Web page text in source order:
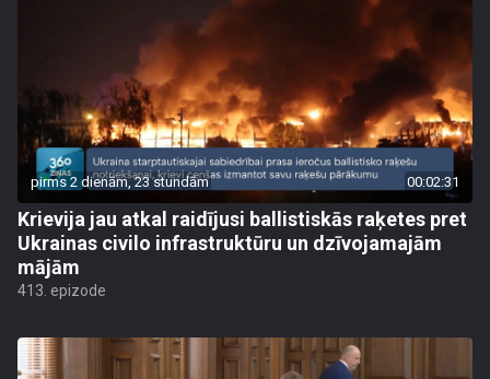
pirms 2 dienām, 23 stundām 00:02:31
Krievija jau atkal raidījusi ballistiskās raķetes pret
Ukrainas civilo infrastruktūru un dzīvojamajām
mājām
413. epizode